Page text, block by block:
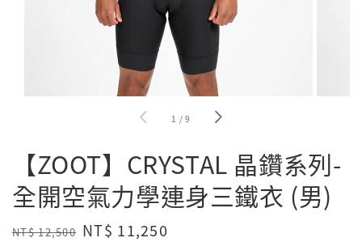
1 /9
【ZOOT】CRYSTAL 晶鑽系列-
全開空氣力學連身三鐵衣 (男)
Regular
NT$ 12,500 Sale
NT$ 11,250